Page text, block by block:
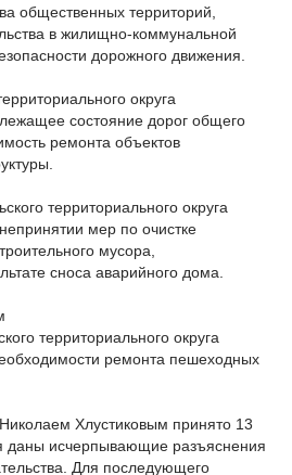
общественных территорий,
в жилищно-коммунальной
дорожного движения.
округа
состояние дорог общего
ремонта объектов
территориального округа
мер по очистке
мусора,
сноса аварийного дома.
территориального округа
ремонта пешеходных
Хлустиковым принято 13
даны исчерпывающие разъяснения
Для последующего